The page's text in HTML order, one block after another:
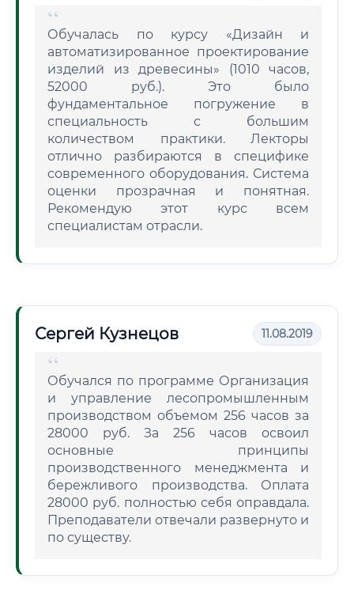
Обучалась по курсу «Дизайн и
автоматизированное проектирование
изделий из древесины» (1010 часов,
52000 руб.). Это было
фундаментальное погружение в
специальность с большим
количеством практики. Лекторы
отлично разбираются в специфике
современного оборудования. Система
оценки прозрачная и понятная.
Рекомендую этот курс всем
специалистам отрасли.
Сергей Кузнецов 11.08.2019
Обучался по программе Организация
и управление лесопромышленным
производством объемом 256 часов за
28000 руб. За 256 часов освоил
основные принципы
производственного менеджмента и
бережливого производства. Оплата
28000 руб. полностью себя оправдала.
Преподаватели отвечали развернуто и
по существу.